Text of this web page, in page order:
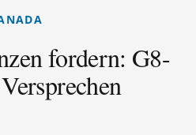
fordern: G8-